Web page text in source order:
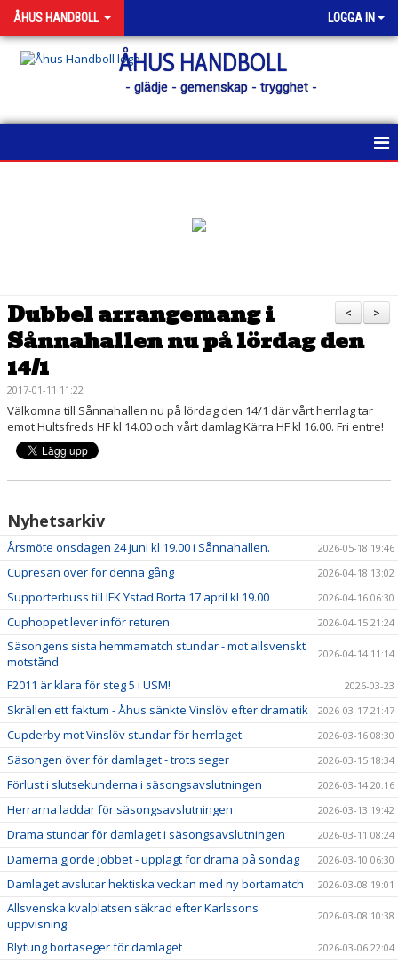
ÅHUS HANDBOLL LOGGA IN
ÅHUS HANDBOLL
- glädje - gemenskap - trygghet -
MATCHER
MEDLEM
SOCIALA MEDIER
OM ÅHUS HANDBOLL
>
<
Dubbel arrangemang i
Sånnahallen nu på lördag den
14/1
2017-01-11 11:22
Välkomna till Sånnahallen nu på lördag den 14/1 där vårt herrlag tar
emot Hultsfreds HF kl 14.00 och vårt damlag Kärra HF kl 16.00. Fri entre!
Nyhetsarkiv
Årsmöte onsdagen 24 juni kl 19.00 i Sånnahallen. 2026-05-18 19:46
Cupresan över för denna gång 2026-04-18 13:02
Supporterbuss till IFK Ystad Borta 17 april kl 19.00 2026-04-16 06:30
Cuphoppet lever inför returen 2026-04-15 21:24
Säsongens sista hemmamatch stundar - mot allsvenskt
motstånd
2026-04-14 11:14
F2011 är klara för steg 5 i USM! 2026-03-23
Skrällen ett faktum - Åhus sänkte Vinslöv efter dramatik 2026-03-17 21:47
Cupderby mot Vinslöv stundar för herrlaget 2026-03-16 08:30
Säsongen över för damlaget - trots seger 2026-03-15 18:34
Förlust i slutsekunderna i säsongsavslutningen 2026-03-14 20:16
Herrarna laddar för säsongsavslutningen 2026-03-13 19:42
Drama stundar för damlaget i säsongsavslutningen 2026-03-11 08:24
Damerna gjorde jobbet - upplagt för drama på söndag 2026-03-10 06:30
Damlaget avslutar hektiska veckan med ny bortamatch 2026-03-08 19:01
Allsvenska kvalplatsen säkrad efter Karlssons
uppvisning
2026-03-08 10:38
Blytung bortaseger för damlaget 2026-03-06 22:04